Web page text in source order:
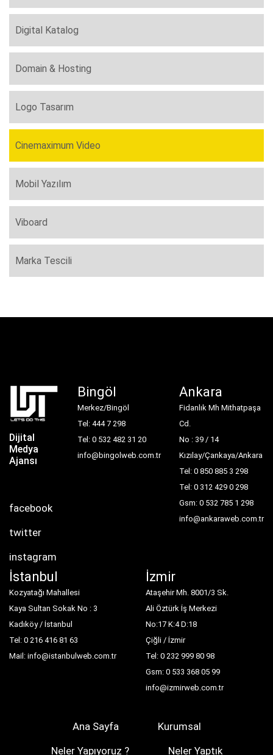
Digital Katalog
Domain & Hosting
Logo Tasarım
Cinemaximum Video
Mobil Yazılım
Viboard
Marka Tescili
Dijital
Medya
Ajansı
facebook
twitter
instagram
Bingöl
Merkez/Bingöl
Tel: 444 7 298
Tel: 0 532 482 31 20
info@bingolweb.com.tr
Ankara
Fidanlık Mh Mithatpaşa
Cd.
No : 39 / 14
Kızılay/Çankaya/Ankara
Tel: 0 850 885 3 298
Tel: 0 312 429 0 298
Gsm: 0 532 785 1 298
info@ankaraweb.com.tr
İstanbul
Kozyatağı Mahallesi
Kaya Sultan Sokak No : 3
Kadıköy / İstanbul
Tel: 0 216 416 81 63
Mail: info@istanbulweb.com.tr
İzmir
Ataşehir Mh. 8001/3 Sk.
Ali Öztürk İş Merkezi
No:17 K:4 D:18
Çiğli / İzmir
Tel: 0 232 999 80 98
Gsm: 0 533 368 05 99
info@izmirweb.com.tr
Ana Sayfa
Kurumsal
Neler Yapıyoruz ?
Neler Yaptık